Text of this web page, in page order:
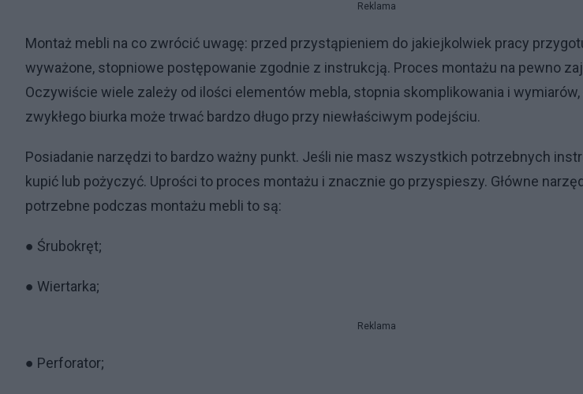
Reklama
Montaż mebli na co zwrócić uwagę: przed przystąpieniem do jakiejkolwiek pracy
wyważone, stopniowe postępowanie zgodnie z instrukcją. Proces montażu na pewno
Oczywiście wiele zależy od ilości elementów mebla, stopnia skomplikowania i
zwykłego biurka może trwać bardzo długo przy niewłaściwym podejściu.
Posiadanie narzędzi to bardzo ważny punkt. Jeśli nie masz wszystkich potrzebnych
kupić lub pożyczyć. Uprości to proces montażu i znacznie go przyspieszy. Główne
potrzebne podczas montażu mebli to są:
● Śrubokręt;
● Wiertarka;
Reklama
● Perforator;